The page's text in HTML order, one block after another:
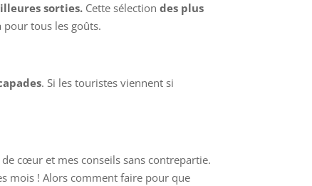
sorties. Cette sélectiondes plus
tous les goûts.
. Si les touristes viennent si
cœur et mes conseils sans contrepartie.
mois ! Alors comment faire pour que